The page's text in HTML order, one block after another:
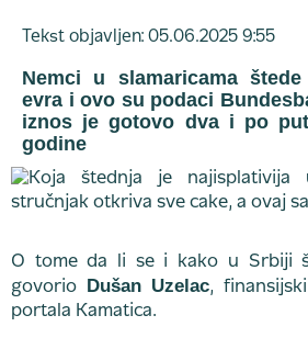
Tekst objavljen: 05.06.2025 9:55
Nemci u slamaricama
evra i ovo su podaci
iznos je gotovo dva i po
godine
O tome da li se i kako u Srbiji
govorio Dušan Uzelac,
portala Kamatica.